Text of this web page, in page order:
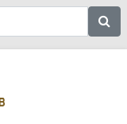
Sök